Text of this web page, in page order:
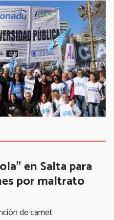
en Salta para
por maltrato
de carnet